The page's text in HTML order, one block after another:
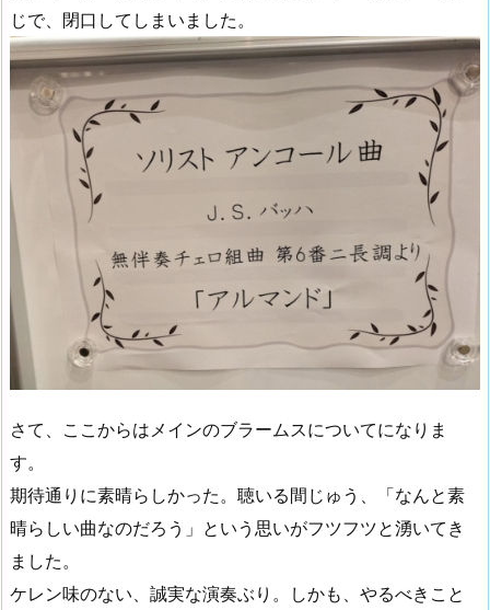
じで、閉口してしまいました。
さて、ここからはメインのブラームスについてになりま
す。
期待通りに素晴らしかった。聴いる間じゅう、「なんと素
晴らしい曲なのだろう」という思いがフツフツと湧いてき
ました。
ケレン味のない、誠実な演奏ぶり。しかも、やるべきこと